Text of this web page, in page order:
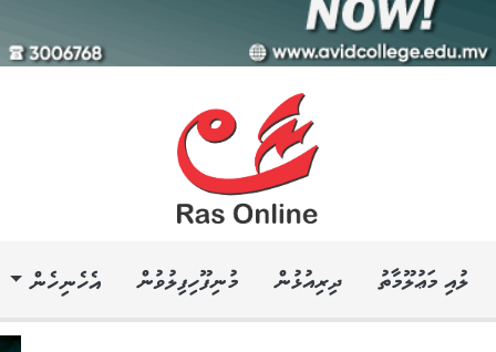
ލުއި މަޢުލޫމާތު ދިރިއުޅުން މުނިފޫހިފިލުވުން އެހެނިހެން